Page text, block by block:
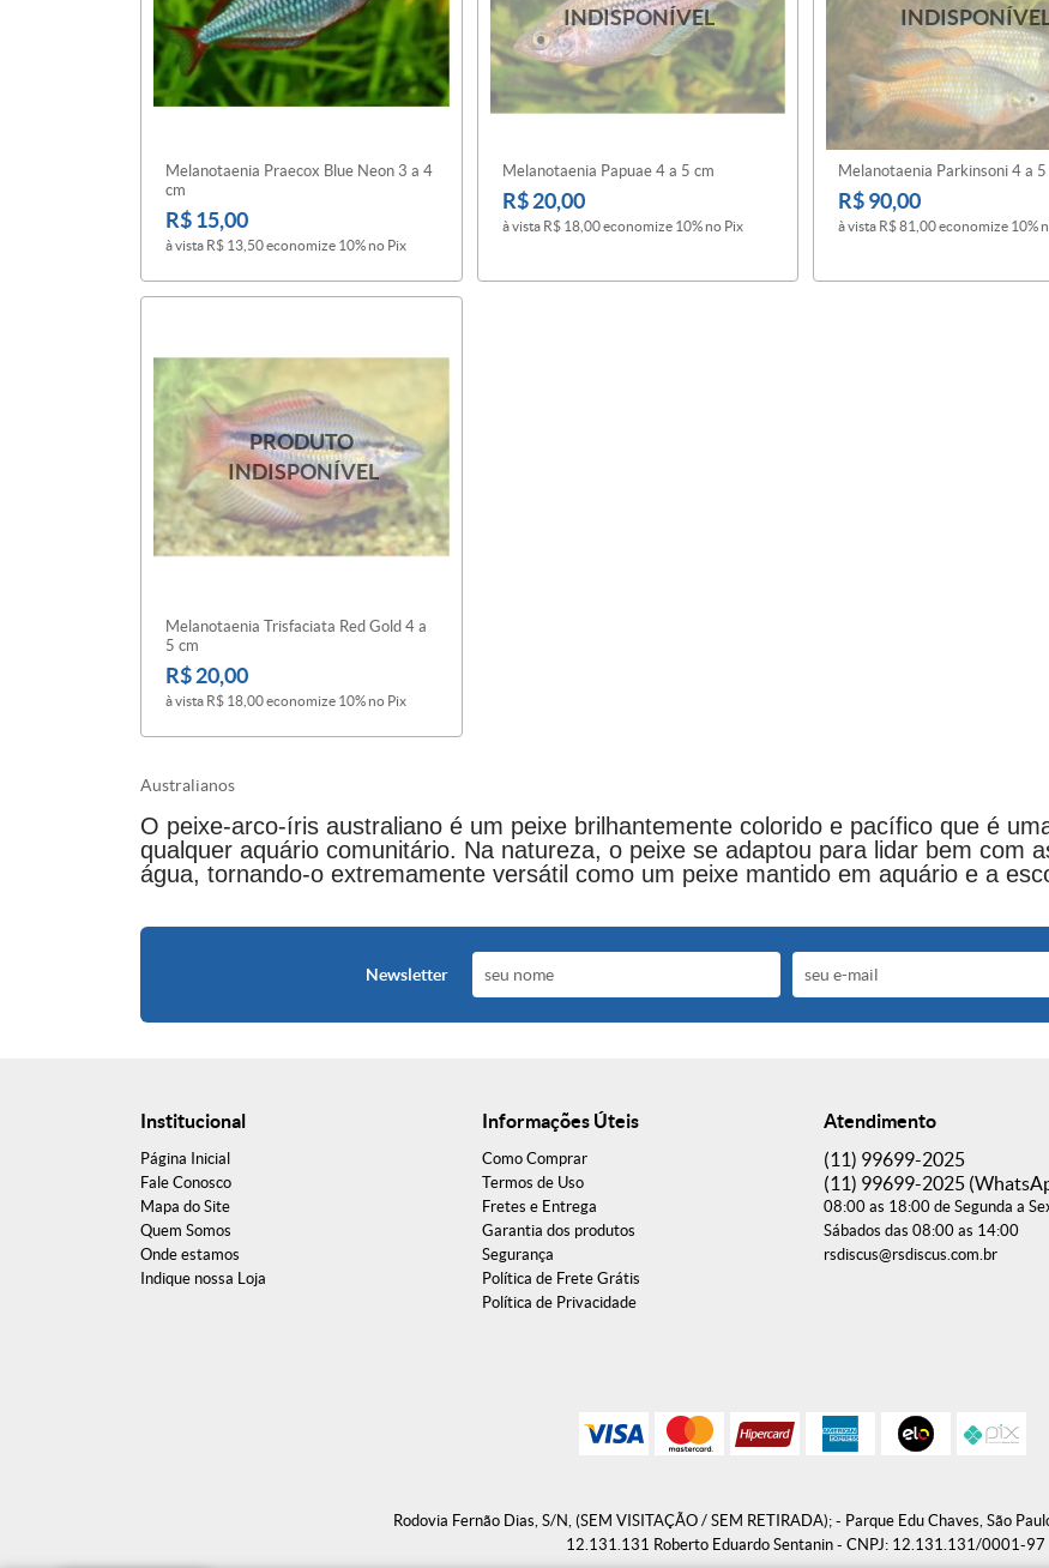
Melanotaenia Praecox Blue Neon 3 a 4
cm
R$ 15,00
à vista R$ 13,50economize 10% no Pix
Melanotaenia Papuae 4 a 5 cm
R$ 20,00
à vista R$ 18,00economize 10% no Pix
Melanotaenia Parkinsoni 4 a 5
R$ 90,00
à vista R$ 81,00economize 10%
Melanotaenia Trisfaciata Red Gold 4 a
5 cm
R$ 20,00
à vista R$ 18,00economize 10% no Pix
Australianos
O peixe-arco-íris australiano é um peixe brilhantemente colorido e pacífico que é
qualquer aquário comunitário. Na natureza, o peixe se adaptou para lidar bem com
água, tornando-o extremamente versátil como um peixe mantido em aquário e a
Newsletter
Institucional
Página Inicial
Fale Conosco
Mapa do Site
Quem Somos
Onde estamos
Indique nossa Loja
Informações Úteis
Como Comprar
Termos de Uso
Fretes e Entrega
Garantia dos produtos
Segurança
Política de Frete Grátis
Política de Privacidade
Atendimento
(11) 99699-2025
(11) 99699-2025
08:00 as 18:00 de Segunda a
Sábados das 08:00 as 14:00
rsdiscus@rsdiscus.com.br
Rodovia Fernão Dias, S/N, (SEM VISITAÇÃO / SEM RETIRADA); - Parque Edu Chaves, São
12.131.131 Roberto Eduardo Sentanin - CNPJ: 12.131.131/0001-97